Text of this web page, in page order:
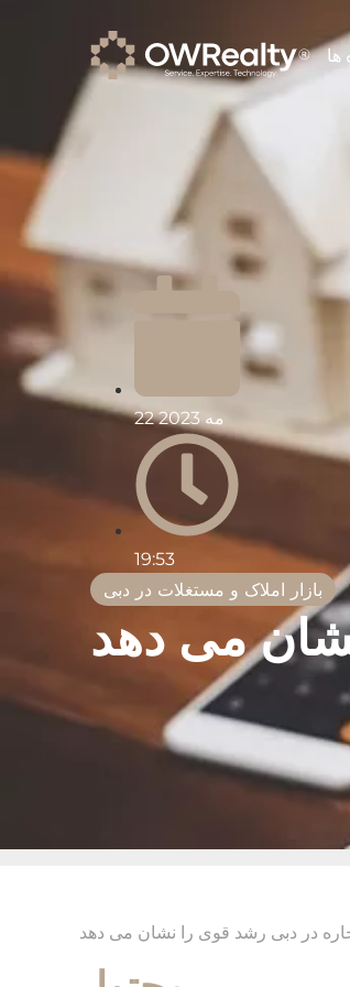
ها
22 مه 2023
19:53
بازار املاک و مستغلات در دبی
می دهد
در دبی رشد قوی را نشان می دهد